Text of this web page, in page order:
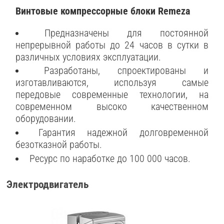
Винтовые компрессорные блоки Remeza
Предназначены для постоянной
непрерывной работы до 24 часов в сутки в
различных условиях эксплуатации.
Разработаны, спроектированы и
изготавливаются, используя самые
передовые современные технологии, на
современном высоко качественном
оборудовании.
Гарантия надежной долговременной
безотказной работы.
Ресурс по наработке до 100 000 часов.
Электродвигатель